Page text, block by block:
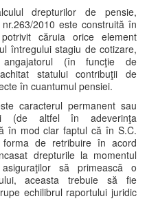
drepturilor de pensie,
2010 este construită în
căruia orice element
întregului stagiu de cotizare,
(în funcţie de
statului contribuţii de
în cuantumul pensiei.
caracterul permanent sau
(de altfel în adeverinţa
în mod clar faptul că în S.C.
de retribuire în acord
drepturile la momentul
să primească o
aceasta trebuie să fie
echilibrul raportului juridic